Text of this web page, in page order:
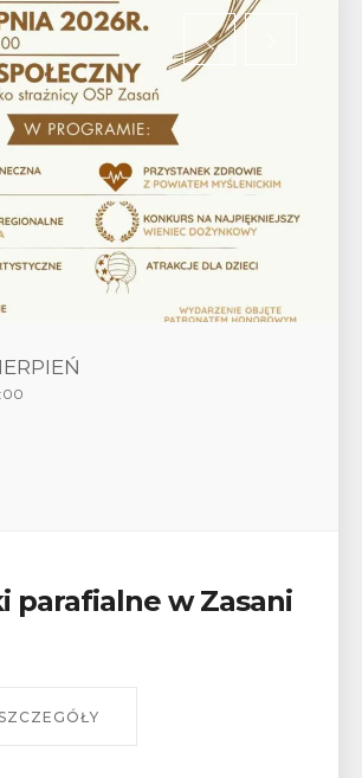
SIERPIEŃ
17:00
„Jak zdobyć
sierpnia o godz. 17 w Miejskiej